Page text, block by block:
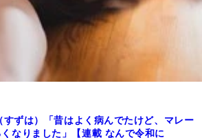
すずは）「昔はよく病んでたけど、マレー
なりました」【連載 なんで令和に